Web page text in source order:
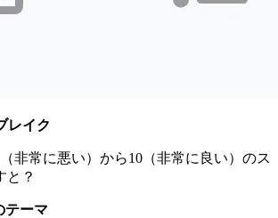
レイク
非常に悪い）から10（非常に良い）のス
と？
テーマ